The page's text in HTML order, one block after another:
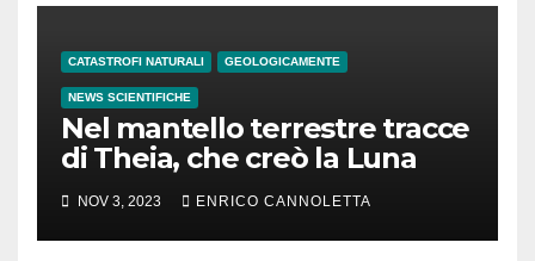
CATASTROFI NATURALI GEOLOGICAMENTE
NEWS SCIENTIFICHE
Nel mantello terrestre tracce
di Theia, che creò la Luna
NOV 3, 2023 ENRICO CANNOLETTA